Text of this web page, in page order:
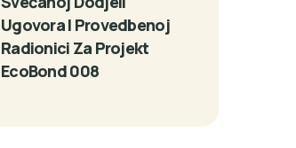
Ugovora I Provedbenoj
Radionici Za Projekt
EcoBond 008